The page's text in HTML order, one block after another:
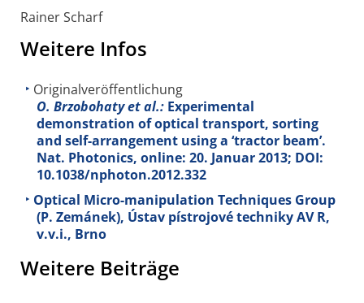
Rainer Scharf
Weitere Infos
Originalveröffentlichung
O. Brzobohaty et al.: Experimental
demonstration of optical transport, sorting
and self-arrangement using a ‘tractor beam’.
Nat. Photonics, online: 20. Januar 2013; DOI:
10.1038/nphoton.2012.332
Optical Micro-manipulation Techniques Group
(P. Zemánek), Ústav pístrojové techniky AV R,
v.v.i., Brno
Weitere Beiträge